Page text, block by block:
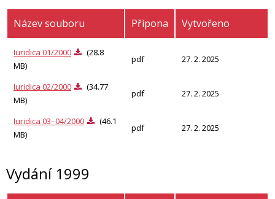
Název souboru Přípona Vytvořeno
Iuridica 01/2000
(28.8
MB)
pdf 27. 2. 2025
Iuridica 02/2000
(34.77
MB)
pdf 27. 2. 2025
Iuridica 03–04/2000
(46.1
MB)
pdf 27. 2. 2025
Vydání 1999